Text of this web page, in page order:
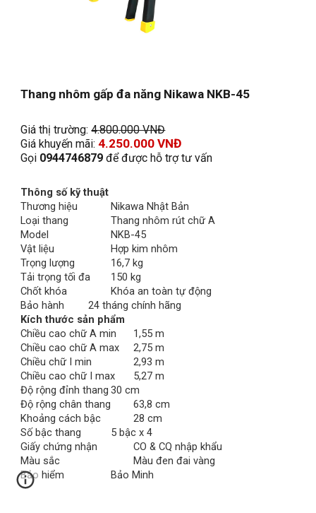
Thang nhôm gấp đa năng Nikawa NKB-45
Giá thị trường: 4.800.000 VNĐ
Giá khuyến mãi: 4.250.000 VNĐ
Gọi 0944746879 để được hỗ trợ tư vấn
Thông số kỹ thuật
Thương hiệu
Nikawa Nhật Bản
Loại thang
Thang nhôm rút chữ A
Model
NKB-45
Vật liệu
Hợp kim nhôm
Trọng lượng
16,7 kg
Tải trọng tối đa
150 kg
Chốt khóa
Khóa an toàn tự động
Bảo hành
24 tháng chính hãng
Kích thước sản phẩm
Chiều cao chữ A min
1,55 m
Chiều cao chữ A max
2,75 m
Chiều chữ I min
2,93 m
Chiều cao chữ I max
5,27 m
Độ rộng đỉnh thang 30 cm
Độ rộng chân thang
63,8 cm
Khoảng cách bậc
28 cm
Số bậc thang
5 bậc x 4
Giấy chứng nhận
CO & CQ nhập khẩu
Màu sắc
Màu đen đai vàng
Bảo hiểm
Bảo Minh